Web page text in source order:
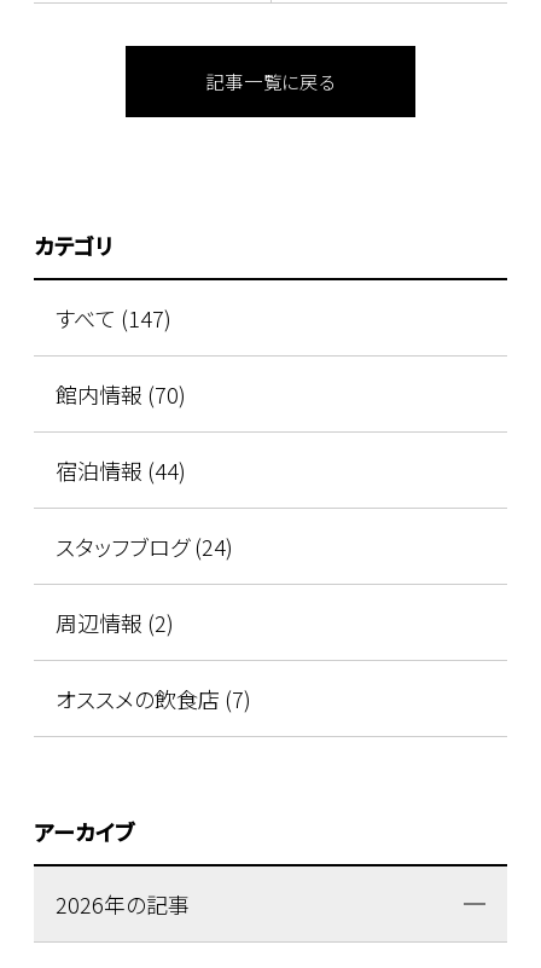
記事一覧に戻る
カテゴリ
すべて (147)
館内情報 (70)
宿泊情報 (44)
スタッフブログ (24)
周辺情報 (2)
オススメの飲食店 (7)
アーカイブ
2026年の記事